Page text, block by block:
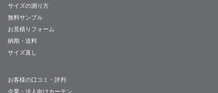
サイズの測り方
無料サンプル
お見積りフォーム
納期・送料
サイズ直し
お客様の口コミ・評判
企業・法人向けカーテン